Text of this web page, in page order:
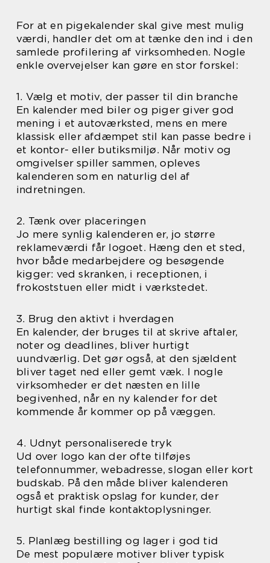
For at en pigekalender skal give mest mulig
værdi, handler det om at tænke den ind i den
samlede profilering af virksomheden. Nogle
enkle overvejelser kan gøre en stor forskel:
1. Vælg et motiv, der passer til din branche
En kalender med biler og piger giver god
mening i et autoværksted, mens en mere
klassisk eller afdæmpet stil kan passe bedre i
et kontor- eller butiksmiljø. Når motiv og
omgivelser spiller sammen, opleves
kalenderen som en naturlig del af
indretningen.
2. Tænk over placeringen
Jo mere synlig kalenderen er, jo større
reklameværdi får logoet. Hæng den et sted,
hvor både medarbejdere og besøgende
kigger: ved skranken, i receptionen, i
frokoststuen eller midt i værkstedet.
3. Brug den aktivt i hverdagen
En kalender, der bruges til at skrive aftaler,
noter og deadlines, bliver hurtigt
uundværlig. Det gør også, at den sjældent
bliver taget ned eller gemt væk. I nogle
virksomheder er det næsten en lille
begivenhed, når en ny kalender for det
kommende år kommer op på væggen.
4. Udnyt personaliserede tryk
Ud over logo kan der ofte tilføjes
telefonnummer, webadresse, slogan eller kort
budskab. På den måde bliver kalenderen
også et praktisk opslag for kunder, der
hurtigt skal finde kontaktoplysninger.
5. Planlæg bestilling og lager i god tid
De mest populære motiver bliver typisk